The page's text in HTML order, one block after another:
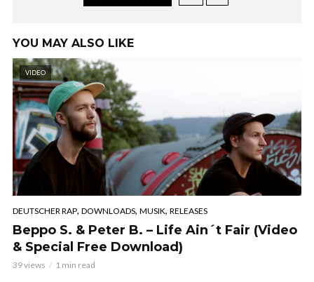
YOU MAY ALSO LIKE
VIDEO
DEUTSCHER RAP, DOWNLOADS, MUSIK, RELEASES
Beppo S. & Peter B. – Life Ain´t Fair (Video
& Special Free Download)
39 views 1 min read